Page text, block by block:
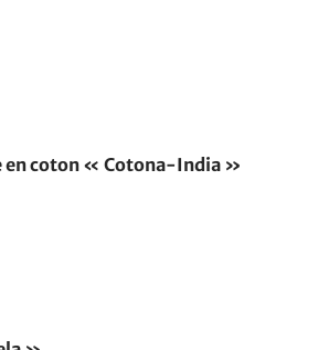
en coton « Cotona-India »